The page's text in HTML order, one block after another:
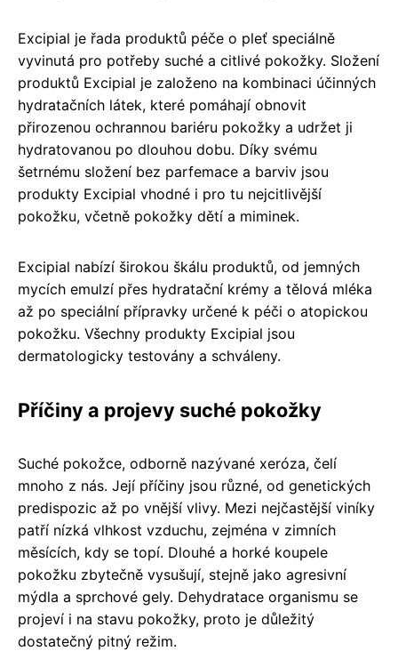
Excipial je řada produktů péče o pleť speciálně
vyvinutá pro potřeby suché a citlivé pokožky. Složení
produktů Excipial je založeno na kombinaci účinných
hydratačních látek, které pomáhají obnovit
přirozenou ochrannou bariéru pokožky a udržet ji
hydratovanou po dlouhou dobu. Díky svému
šetrnému složení bez parfemace a barviv jsou
produkty Excipial vhodné i pro tu nejcitlivější
pokožku, včetně pokožky dětí a miminek.
Excipial nabízí širokou škálu produktů, od jemných
mycích emulzí přes hydratační krémy a tělová mléka
až po speciální přípravky určené k péči o atopickou
pokožku. Všechny produkty Excipial jsou
dermatologicky testovány a schváleny.
Příčiny a projevy suché pokožky
Suché pokožce, odborně nazývané xeróza, čelí
mnoho z nás. Její příčiny jsou různé, od genetických
predispozic až po vnější vlivy. Mezi nejčastější viníky
patří nízká vlhkost vzduchu, zejména v zimních
měsících, kdy se topí. Dlouhé a horké koupele
pokožku zbytečně vysušují, stejně jako agresivní
mýdla a sprchové gely. Dehydratace organismu se
projeví i na stavu pokožky, proto je důležitý
dostatečný pitný režim.